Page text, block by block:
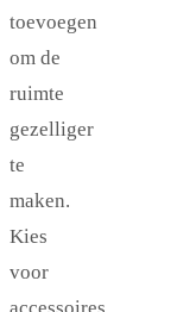
toevoegen
om de
ruimte
gezelliger
te
maken.
Kies
voor
accessoires